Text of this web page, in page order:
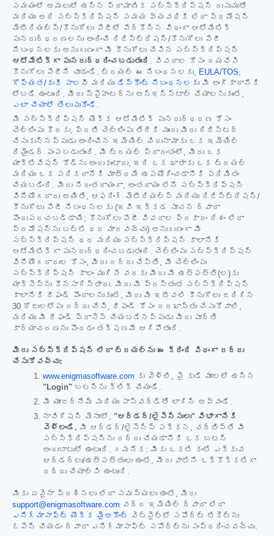
సమయంలో అమలులో ఉన్న ప్రామాణిక సబ్‌స్క్రిప్షన్ రుసుముతో
మరియు అదే సబ్‌స్క్రిప్షన్ సమయ వ్యవధికి లేదా ప్రమోషన్
మెటీరియల్స్/కొనుగోలు పేజీలో పేర్కొన్న విధంగా ఆటోమేటిక్
పునరుద్ధరణలను అందించే రిజిస్ట్రేషన్/కొనుగోలు పేజీ
నిబంధనలకు అనుగుణంగా మీ కొనుగోలు చేసిన సబ్‌స్క్రిప్షన్
ఆటోమేటిక్‌గా పునరుద్ధరించబడుతుంది
. వివరాల కోసం దయచేసి
కొనుగోలు పేజీని చూడండి. ట్రయల్ ఈ నిబంధనలకు,
EULA/TOS
గోప్యత/కుకీ పాలసీ మరియు డిస్కౌంట్ నిబంధనలకు మీ అంగీకారానికి
లోబడి ఉంటుంది. మీరు స్పైహంటర్‌ను అన్‌ఇన్‌స్టాల్ చేయాలనుకుంటే,
ఎలా చేయాలో తెలుసుకోండి
మీ సబ్‌స్క్రిప్షన్ యొక్క ఆటోమేటిక్ పునరుద్ధరణ కోసం
చెల్లింపు కొరకు, ప్రతి చెల్లింపు తేదీకి ముందు మీరు రిజిస్టర్
చేసుకున్నప్పుడు అందించిన ఇమెయిల్ చిరునామాకు ఒక ఇమెయిల్
రిమైండర్ పంపబడుతుంది. మీ ట్రయల్ ప్రారంభంలో, మీరు ఒక
యాక్టివేషన్ కోడ్‌ను అందుకుంటారు, ఇది ఒక ఖాతాకు ఒక ట్రయల్
మరియు ఒక పరికరానికి మాత్రమే ఉపయోగించడానికి పరిమితం
చేయబడింది. మీరు నిరంతరాయంగా, అంతరాయం లేని సబ్‌స్క్రిప్షన్
వినియోగదారు అయితే, ఆఫరింగ్ మెటీరియల్స్ మరియు రిజిస్ట్రేషన్/
కొనుగోలు పేజీ నిబంధనలకు (ఇవి ఇక్కడ సూచన ద్వారా
పొందుపరచబడ్డాయి; కొనుగోలు పేజీ వివరాల ప్రకారం దేశం లేదా
ప్రమోషన్‌ను బట్టి ధర మారవచ్చు) అనుగుణంగా మీ
సబ్‌స్క్రిప్షన్ ధర మరియు సబ్‌స్క్రిప్షన్ కాలానికి
ఆటోమేటిక్‌గా పునరుద్ధరించబడుతుంది. చెల్లింపు సబ్‌స్క్రిప్షన్
వినియోగదారుల కోసం, మీరు రద్దు చేస్తే, మీ చెల్లింపు
సబ్‌స్క్రిప్షన్ కాలం ముగిసే వరకు మీరు మీ ఉత్పత్తి(ల)కు
యాక్సెస్‌ను కొనసాగిస్తారు. మీరు మీ ప్రస్తుత సబ్‌స్క్రిప్షన్
కాలానికి రీఫండ్ పొందాలనుకుంటే, మీరు మీ ఇటీవలి కొనుగోలు జరిగిన
30 రోజులలోపు రద్దు చేసి, రీఫండ్ కోసం దరఖాస్తు చేసుకోవాలి,
మరియు మీ రీఫండ్ ప్రాసెస్ చేయబడినప్పుడు మీరు పూర్తి
కార్యాచరణను పొందడం తక్షణమే ఆగిపోతుంది.
మీరు సబ్‌స్క్రిప్షన్ లేదా ట్రయల్‌ను ఈ క్రింది విధంగా రద్దు
చేసుకోవచ్చు:
www.enigmasoftware.com కు వెళ్లి, పై కుడి మూలలో ఉన్న
"Login" బటన్‌ను క్లిక్ చేయండి.
మీ యూజర్‌నేమ్ మరియు పాస్‌వర్డ్‌తో లాగిన్ అవ్వండి.
నావిగేషన్ మెనూలో, "ఆర్డర్/లైసెన్సులు" విభాగానికి
వెళ్లండి. మీ ఆర్డర్/లైసెన్స్ పక్కన, వర్తిస్తే మీ
సబ్‌స్క్రిప్షన్‌ను రద్దు చేయడానికి ఒక బటన్
అందుబాటులో ఉంటుంది. గమనిక: మీకు ఒకటి కంటే ఎక్కువ
ఆర్డర్‌లు/ఉత్పత్తులు ఉంటే, మీరు వాటిని ఒక్కొక్కటిగా
రద్దు చేయాల్సి ఉంటుంది.
మీకు ఏవైనా ప్రశ్నలు లేదా సమస్యలు ఉంటే, మీరు
support@enigmasoftware.com వద్ద ఇమెయిల్ ద్వారా లేదా
ఎనిగ్మాసాఫ్ట్ యొక్క మైఅకౌంట్
వెబ్‌సైట్‌లో సపోర్ట్ టికెట్‌ను
ఓపెన్ చేయడం ద్వారా ఎనిగ్మాసాఫ్ట్ సపోర్ట్‌ను సంప్రదించవచ్చు.